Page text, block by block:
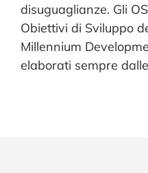
disuguaglianze. Gli
Obiettivi di Sviluppo
Millennium
elaborati sempre